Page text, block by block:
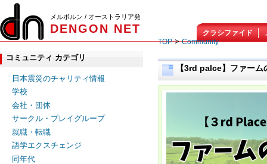
メルボルン / オーストラリア発
DENGON NET クラシファイド
コミュニティ カテゴリ
日本震災のチャリティ情報
学校
会社・団体
サークル・プレイグループ
就職・転職
語学エクスチェンジ
同年代
TOP> Community
【3rd palce】ファーム